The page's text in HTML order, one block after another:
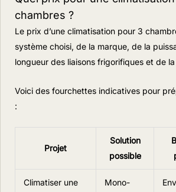
chambres ?
Le prix d’une climatisation pour 3
système choisi, de la marque, de la
longueur des liaisons frigorifiques et de
Voici des fourchettes indicatives pour
:
Projet
Solution
possible
Climatiser une
Mono-